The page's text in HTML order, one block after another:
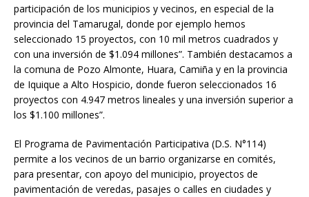
participación de los municipios y vecinos, en especial de la
provincia del Tamarugal, donde por ejemplo hemos
seleccionado 15 proyectos, con 10 mil metros cuadrados y
con una inversión de $1.094 millones”. También destacamos a
la comuna de Pozo Almonte, Huara, Camiña y en la provincia
de Iquique a Alto Hospicio, donde fueron seleccionados 16
proyectos con 4.947 metros lineales y una inversión superior a
los $1.100 millones”.
El Programa de Pavimentación Participativa (D.S. N°114)
permite a los vecinos de un barrio organizarse en comités,
para presentar, con apoyo del municipio, proyectos de
pavimentación de veredas, pasajes o calles en ciudades y